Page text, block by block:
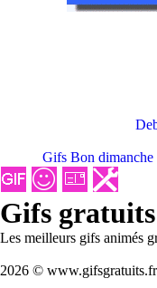
Gifs Bon dimanche
Gifs
Les meilleurs gifs animés
2026 © www.gifsgratuits.fr